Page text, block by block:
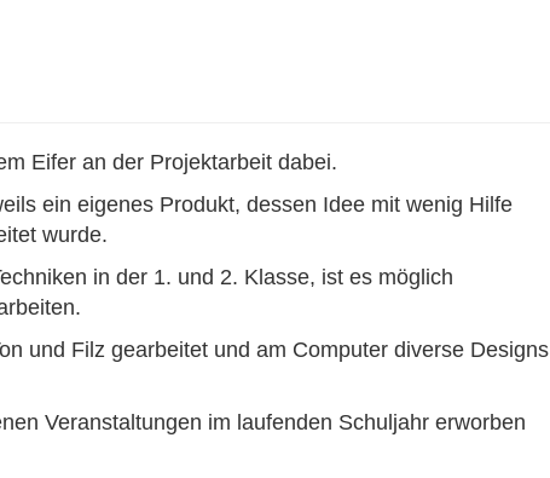
Eifer an der Projektarbeit dabei.
ein eigenes Produkt, dessen Idee mit wenig Hilfe
wurde.
in der 1. und 2. Klasse, ist es möglich
und Filz gearbeitet und am Computer diverse Designs
Veranstaltungen im laufenden Schuljahr erworben